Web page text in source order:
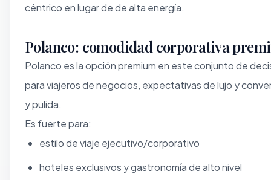
céntrico en lugar de de alta energía.
Polanco: comodidad corporativa
Polanco es la opción premium en este conjunto de
para viajeros de negocios, expectativas de lujo y
y pulida.
Es fuerte para:
estilo de viaje ejecutivo/corporativo
hoteles exclusivos y gastronomía de alto nivel